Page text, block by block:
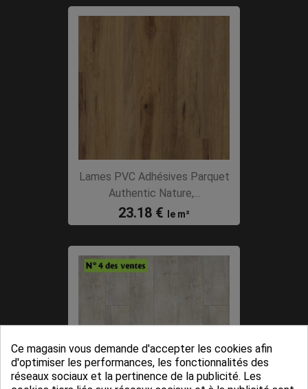
Lames PVC Adhésives Parquet
Authentic Nature,...
23.18 € le m²
Ce magasin vous demande d'accepter les cookies afin
d'optimiser les performances, les fonctionnalités des
réseaux sociaux et la pertinence de la publicité. Les